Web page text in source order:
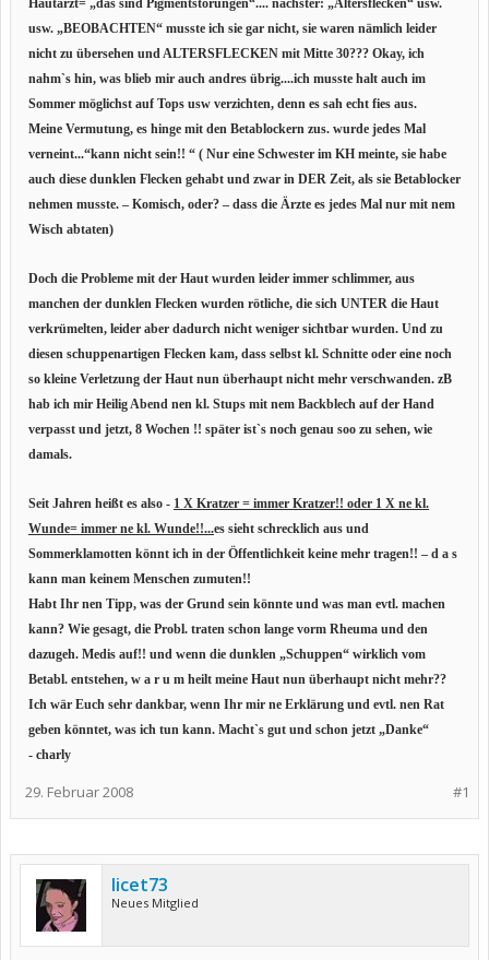
Hautarzt= „das sind Pigmentstörungen“.... nächster: „Altersflecken“ usw.
usw. „BEOBACHTEN“ musste ich sie gar nicht, sie waren nämlich leider
nicht zu übersehen und ALTERSFLECKEN mit Mitte 30??? Okay, ich
nahm`s hin, was blieb mir auch andres übrig....ich musste halt auch im
Sommer möglichst auf Tops usw verzichten, denn es sah echt fies aus.
Meine Vermutung, es hinge mit den Betablockern zus. wurde jedes Mal
verneint...“kann nicht sein!! “ ( Nur eine Schwester im KH meinte, sie habe
auch diese dunklen Flecken gehabt und zwar in DER Zeit, als sie Betablocker
nehmen musste. – Komisch, oder? – dass die Ärzte es jedes Mal nur mit nem
Wisch abtaten)
Doch die Probleme mit der Haut wurden leider immer schlimmer, aus
manchen der dunklen Flecken wurden rötliche, die sich UNTER die Haut
verkrümelten, leider aber dadurch nicht weniger sichtbar wurden. Und zu
diesen schuppenartigen Flecken kam, dass selbst kl. Schnitte oder eine noch
so kleine Verletzung der Haut nun überhaupt nicht mehr verschwanden. zB
hab ich mir Heilig Abend nen kl. Stups mit nem Backblech auf der Hand
verpasst und jetzt, 8 Wochen !! später ist`s noch genau soo zu sehen, wie
damals.
Seit Jahren heißt es also - 1 X Kratzer = immer Kratzer!! oder 1 X ne kl.
Wunde= immer ne kl. Wunde!!...es sieht schrecklich aus und
Sommerklamotten könnt ich in der Öffentlichkeit keine mehr tragen!! – d a s
kann man keinem Menschen zumuten!!
Habt Ihr nen Tipp, was der Grund sein könnte und was man evtl. machen
kann? Wie gesagt, die Probl. traten schon lange vorm Rheuma und den
dazugeh. Medis auf!! und wenn die dunklen „Schuppen“ wirklich vom
Betabl. entstehen, w a r u m heilt meine Haut nun überhaupt nicht mehr??
Ich wär Euch sehr dankbar, wenn Ihr mir ne Erklärung und evtl. nen Rat
geben könntet, was ich tun kann. Macht`s gut und schon jetzt „Danke“
- charly
#1
29. Februar 2008
licet73
Neues Mitglied